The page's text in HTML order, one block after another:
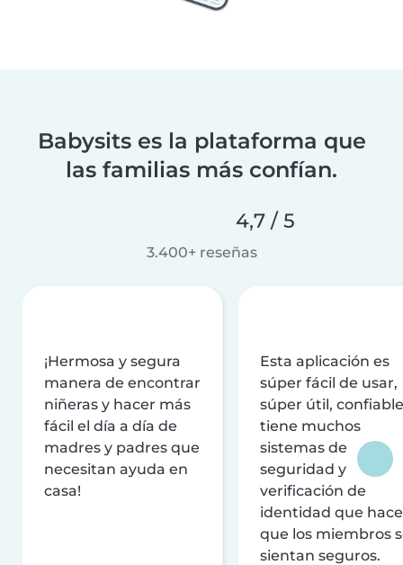
Babysits es la plataforma que
las familias más confían.
4,7 / 5
3.400+ reseñas
¡Hermosa y segura
manera de encontrar
niñeras y hacer más
fácil el día a día de
madres y padres que
necesitan ayuda en
casa!
Esta aplicación es
súper fácil de usar,
súper útil,
tiene muchos
sistemas de
seguridad y
verificación de
identidad que
que los miembros
sientan seguros.